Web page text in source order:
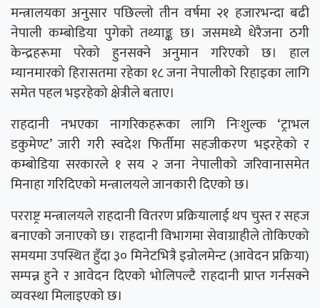
मन्त्रालयका अनुसार पछिल्लो तीन वर्षमा २१ हजारभन्दा बढी
नेपाली कम्बोडिया पुगेको तथ्याङ्क छ। जसमध्ये धेरैजना ठगी
केन्द्रहरूमा परेको हुनसक्ने अनुमान गरिएको छ। हाल
म्यानमारको हिरासतमा रहेका १८ जना नेपालीको रिहाइका लागि
समेत पहल भइरहेको क्षेत्रीले बताए।
राहदानी नभएका नागरिकहरूका लागि निःशुल्क ‘ट्राभल
डकुमेण्ट’ जारी गरी स्वदेश फिर्तीमा सहजीकरण भइरहेको र
कम्बोडिया सरकारले १ सय २ जना नेपालीको जरिवानासमेत
मिनाहा गरिदिएको मन्त्रालयले जानकारी दिएको छ।
परराष्ट्र मन्त्रालयले राहदानी वितरण प्रक्रियालाई थप चुस्त र सहज
बनाएको जनाएको छ। राहदानी विभागमा सेवाग्राहीले तोकिएको
समयमा उपस्थित हुँदा ३० मिनेटभित्रै इन्रोलमेन्ट (आवेदन प्रक्रिया)
सम्पन्न हुने र आवेदन दिएको भोलिपल्टै राहदानी प्राप्त गर्नसक्ने
व्यवस्था मिलाइएको छ।